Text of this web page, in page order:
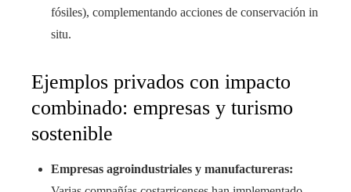
fósiles), complementando acciones de conservación in
situ.
Ejemplos privados con impacto
combinado: empresas y turismo
sostenible
Empresas agroindustriales y manufactureras: